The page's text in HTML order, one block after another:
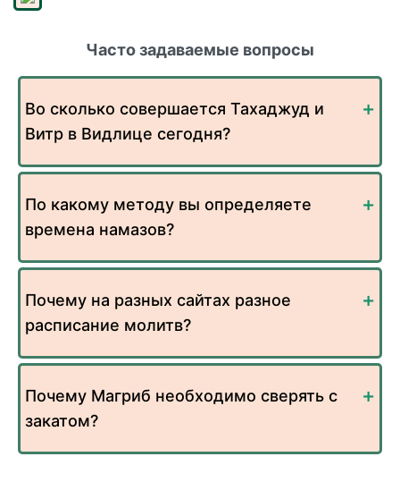
Часто задаваемые вопросы
Во сколько совершается Тахаджуд и
Витр в Видлице сегодня?
По какому методу вы определяете
времена намазов?
Почему на разных сайтах разное
расписание молитв?
Почему Магриб необходимо сверять с
закатом?